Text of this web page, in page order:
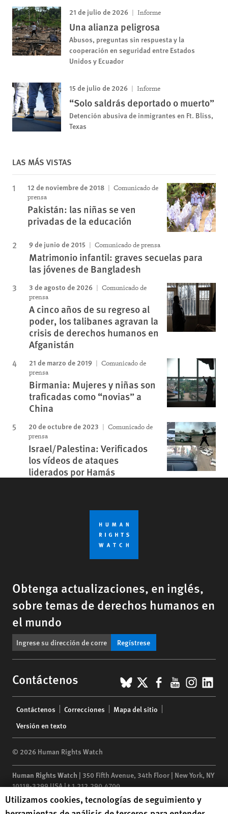
21 de julio de 2026 Informe
Una alianza peligrosa
Abusos, preguntas sin respuesta y la
cooperación en seguridad entre Estados
Unidos y Ecuador
15 de julio de 2026 Informe
“Solo saldrás deportado o muerto”
Detención abusiva de inmigrantes en Ft. Bliss,
Texas
LAS MÁS VISTAS
12 de noviembre de 2018
Comunicado de
prensa
Pakistán: las niñas se ven
privadas de la educación
9 de junio de 2015 Comunicado de prensa
Matrimonio infantil: graves secuelas para
las jóvenes de Bangladesh
3 de agosto de 2026
Comunicado de
prensa
A cinco años de su regreso al
poder, los talibanes agravan la
crisis de derechos humanos en
Afganistán
21 de marzo de 2019
Comunicado de
prensa
Birmania: Mujeres y niñas son
traficadas como “novias” a
China
20 de octubre de 2023
Comunicado de
prensa
Israel/Palestina: Verificados
los vídeos de ataques
liderados por Hamás
Obtenga actualizaciones, en inglés,
sobre temas de derechos humanos en
el mundo
Regístrese
Contáctenos BlueSky
X Facebook
YouTube
menu
Contáctenos Correcciones
Mapa del sitio
Versión en texto
© 2026 Human Rights Watch
Human Rights Watch | 350 Fifth Avenue, 34th Floor | New York, NY
10118-3299USA|t1.212.290.4700
Human Rights Watchis a 501(C)(3) nonprofit registered in the US
Human Rights Watch cookie preferences
Utilizamos cookies, tecnologías de seguimiento y